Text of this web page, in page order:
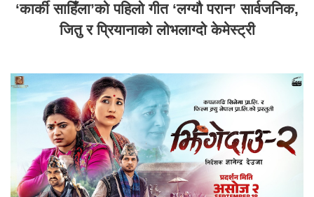
‘कार्की साहिँला’को पहिलो गीत ‘लग्यौ परान’ सार्वजनिक,
जितु र प्रियानाको लोभलाग्दो केमेस्ट्री